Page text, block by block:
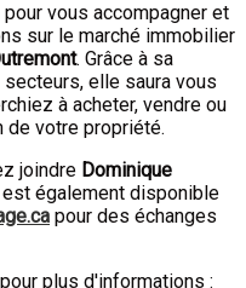
vous accompagner et
sur le marché immobilier
. Grâce à sa
elle saura vous
à acheter, vendre ou
de votre propriété.
joindre Dominique
est également disponible
pour des échanges
plus d'informations :